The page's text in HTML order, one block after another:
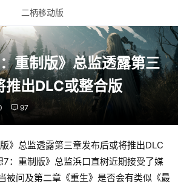
二柄移动版
重制版》总监透露第三
推出DLC或整合版
97
》总监透露第三章发布后或将推出DLC
7：重制版》总监浜口直树近期接受了媒
被问及第二章《重生》是否会有类似《最